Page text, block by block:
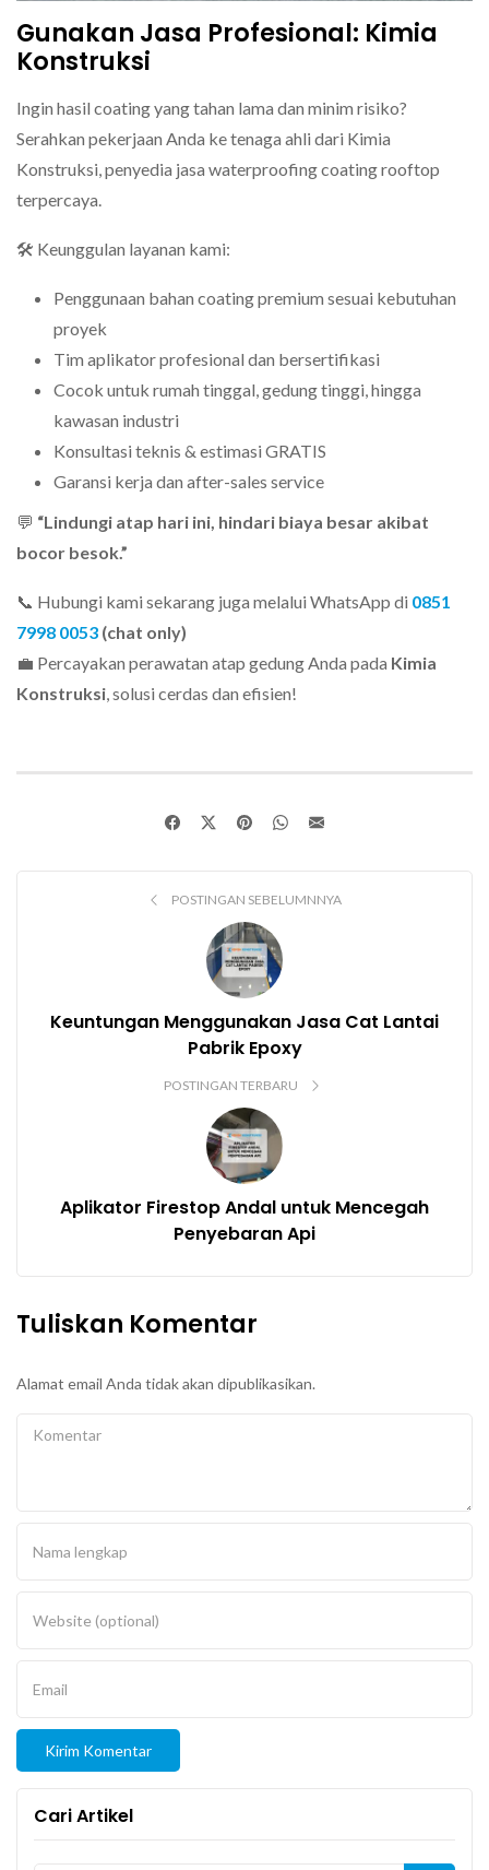
Gunakan Jasa Profesional: Kimia
Konstruksi
Ingin hasil coating yang tahan lama dan minim risiko?
Serahkan pekerjaan Anda ke tenaga ahli dari Kimia
Konstruksi, penyedia jasa waterproofing coating rooftop
terpercaya.
🛠️ Keunggulan layanan kami:
Penggunaan bahan coating premium sesuai kebutuhan
proyek
Tim aplikator profesional dan bersertifikasi
Cocok untuk rumah tinggal, gedung tinggi, hingga
kawasan industri
Konsultasi teknis & estimasi GRATIS
Garansi kerja dan after-sales service
💬 “Lindungi atap hari ini, hindari biaya besar akibat
bocor besok.”
📞 Hubungi kami sekarang juga melalui WhatsApp di 0851
7998 0053 (chat only)
💼 Percayakan perawatan atap gedung Anda pada Kimia
Konstruksi, solusi cerdas dan efisien!
POSTINGAN SEBELUMNNYA
Keuntungan Menggunakan Jasa Cat Lantai
Pabrik Epoxy
POSTINGAN TERBARU
Aplikator Firestop Andal untuk Mencegah
Penyebaran Api
Tuliskan Komentar
Alamat email Anda tidak akan dipublikasikan.
Komentar
Nama lengkap
Website (optional)
Email
Cari Artikel